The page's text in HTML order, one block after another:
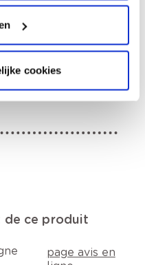
cookies
2H-
2H-isothiazol-3-
réaction
de sécurité
de ce produit
page avis en